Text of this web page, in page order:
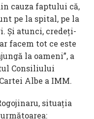
cauza faptului că,
pe la spital, pe la
Și atunci, credeți-
facem tot ce este
la oameni”, a
Consiliului
Albe a IMM.
situația